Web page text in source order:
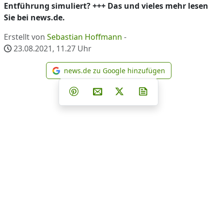
Entführung simuliert? +++ Das und vieles mehr lesen
Sie bei news.de.
Erstellt von Sebastian Hoffmann -
23.08.2021, 11.27 Uhr
news.de zu Google
news.de zu Google hinzufügen
Teilen auf Facebook
Teilen auf Whatsapp
Teilen auf Telegram
Teilen auf Pinterest
Per E-Mail teilen
Post auf X